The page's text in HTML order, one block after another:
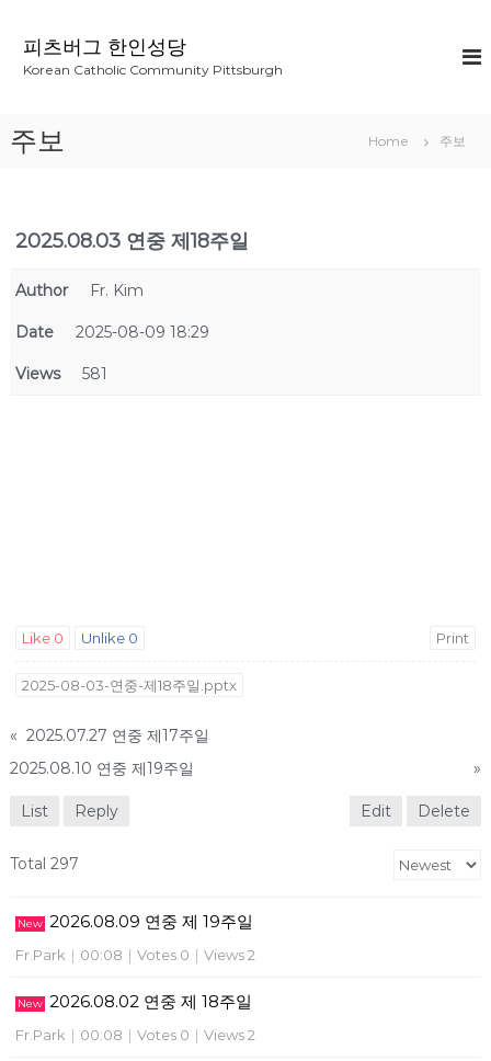
피츠버그 한인성당
Korean Catholic Community Pittsburgh
주보 Home 주보
2025.08.03 연중 제18주일
Author Fr. Kim
Date 2025-08-09 18:29
Views 581
Like 0 Unlike 0 Print
2025-08-03-연중-제18주일.pptx
« 2025.07.27 연중 제17주일
2025.08.10 연중 제19주일
»
List Reply Edit Delete
Total 297
New2026.08.09 연중 제 19주일
Fr.Park | 00:08 | Votes 0 | Views 2
New2026.08.02 연중 제 18주일
Fr.Park | 00:08 | Votes 0 | Views 2